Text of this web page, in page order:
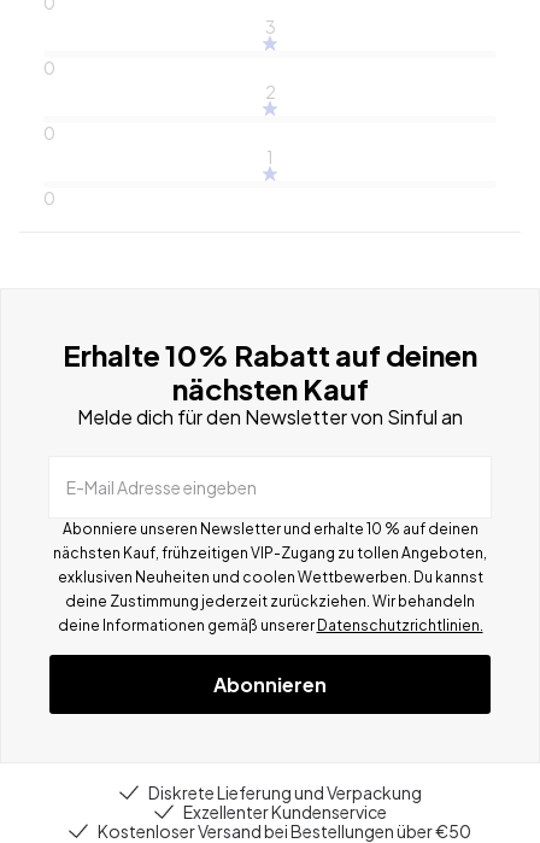
3
0
2
0
1
0
Erhalte 10% Rabatt auf deinen
nächsten Kauf
Melde dich für den Newsletter von Sinful an
E-Mail Adresse eingeben
Abonniere unseren Newsletter und erhalte 10 % auf deinen
nächsten Kauf, frühzeitigen VIP-Zugang zu tollen Angeboten,
exklusiven Neuheiten und coolen Wettbewerben. Du kannst
deine Zustimmung jederzeit zurückziehen. Wir behandeln
deine Informationen gemäß unserer Datenschutzrichtlinien.
Abonnieren
Diskrete Lieferung und Verpackung
Exzellenter Kundenservice
Kostenloser Versand bei Bestellungen über €50